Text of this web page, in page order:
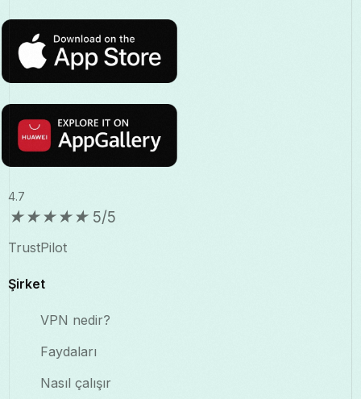
4.7
★★★★★ 5/5
TrustPilot
Şirket
VPN nedir?
Faydaları
Nasıl çalışır